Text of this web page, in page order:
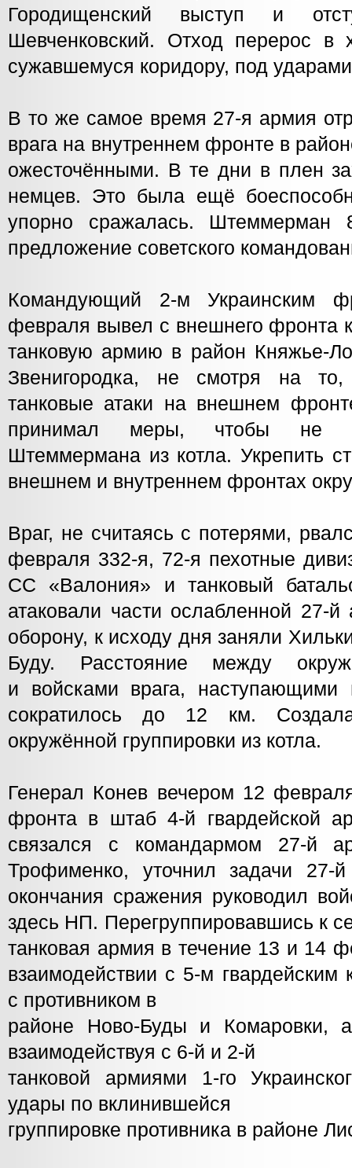
Городищенский выступ и
Шевченковский. Отход перерос в
сужавшемуся коридору, под ударами
В то же самое время 27-я армия
врага на внутреннем фронте в
ожесточёнными. В те дни в плен
немцев. Это была ещё
упорно сражалась. Штеммерман
предложение советского
Командующий 2-м Украинским
февраля вывел с внешнего фронта
танковую армию в район Княжье-
Звенигородка, не смотря на
танковые атаки на внешнем
принимал меры, чтобы не
Штеммермана из котла. Укрепить
внешнем и внутреннем фронтах
Враг, не считаясь с потерями,
февраля 332-я, 72-я пехотные
СС «Валония» и танковый
атаковали части ослабленной 27-
оборону, к исходу дня заняли
Буду. Расстояние между
и войсками врага,
сократилось до 12 км.
окружённой группировки из котла.
Генерал Конев вечером 12
фронта в штаб 4-й гвардейской
связался с командармом 27-й
Трофименко, уточнил задачи
окончания сражения руководил
здесь НП. Перегруппировавшись к
танковая армия в течение 13 и 14
взаимодействии с 5-м гвардейским
с противником в
районе Ново-Буды и Комаровки,
взаимодействуя с 6-й и 2-й
танковой армиями 1-го
удары по вклинившейся
группировке противника в районе